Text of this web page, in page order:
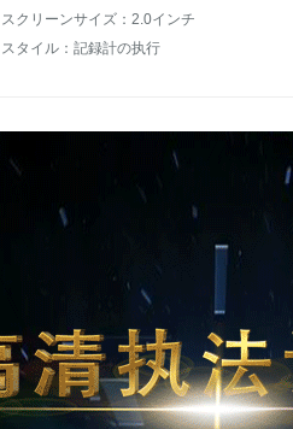
スクリーンサイズ：2.0インチ
スタイル：記録計の执行